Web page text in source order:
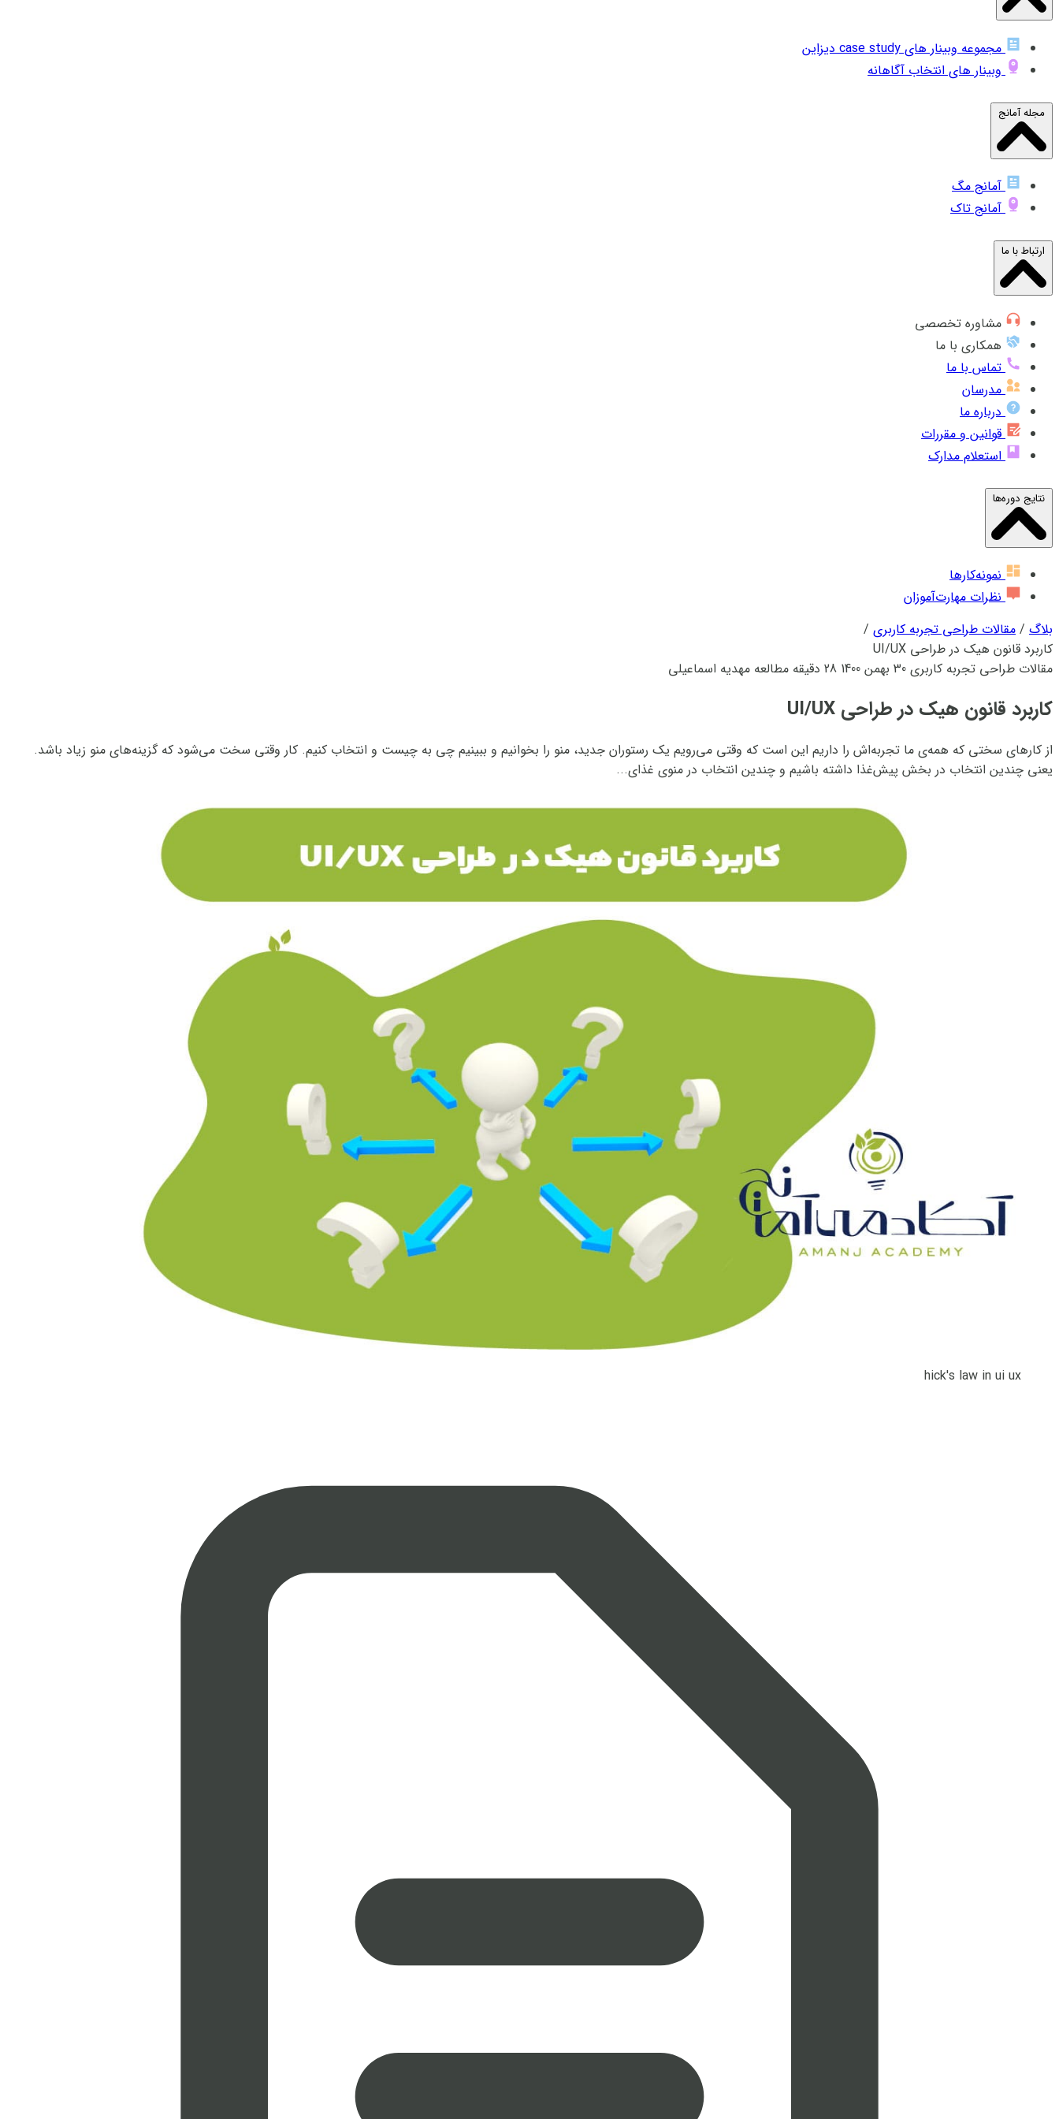
مجموعه وبینار های case study دیزاین
وبینار های انتخاب آگاهانه
مجله آمانج
آمانج مگ
آمانج تاک
ارتباط با ما
مشاوره تخصصی
همکاری با ما
تماس با ما
مدرسان
درباره ما
قوانین و مقررات
استعلام مدارک
نتایج دوره‌ها
نمونه‌کارها
نظرات مهارت‌آموزان
بلاگ / مقالات طراحی تجربه کاربری /
کاربرد قانون هیک در طراحی UI/UX
مقالات طراحی تجربه کاربری 30 بهمن 1400 28 دقیقه مطالعه مهدیه اسماعیلی
کاربرد قانون هیک در طراحی UI/UX
از کارهای سختی که همه‌ی ما تجربه‌اش را داریم این است که وقتی می‌رویم یک رستوران جدید، منو را بخوانیم و ببینیم چی به چیست و انتخاب کنیم. کار وقتی سخت می‌شود که گزینه‌های منو زیاد باشد.
یعنی چندین انتخاب در بخش پیش‌غذا داشته باشیم و چندین انتخاب در منوی غذای...
hick's law in ui ux